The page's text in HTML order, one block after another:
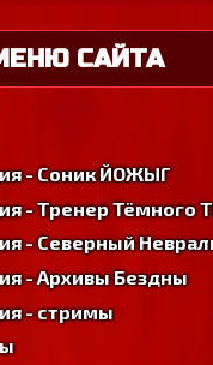
САЙТА
- Соник ЙОЖЫГ
- Тренер Тёмного
- Северный
- Архивы Бездны
- стримы